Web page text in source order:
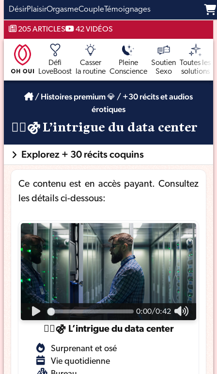
Aller
au
contenu
DésirPlaisirOrgasmeCouple Témoignages
205 ARTICLES 42 VIDÉOS
Défi
LoveBoost
Casser
la routine
Pleine
Conscience
Soutien
Sexo
Toutes les
solutions
/ Histoires premium 💎 / +30 récits et audios
érotiques
🏳️‍🌈⚣L’intrigue du data center
Explorez + 30 récits coquins
Ce contenu est en accès payant. Consultez
les détails ci-dessous:
0:00/0:42
🏳️‍🌈⚣ L’intrigue du data center
Surprenant et osé
Vie quotidienne